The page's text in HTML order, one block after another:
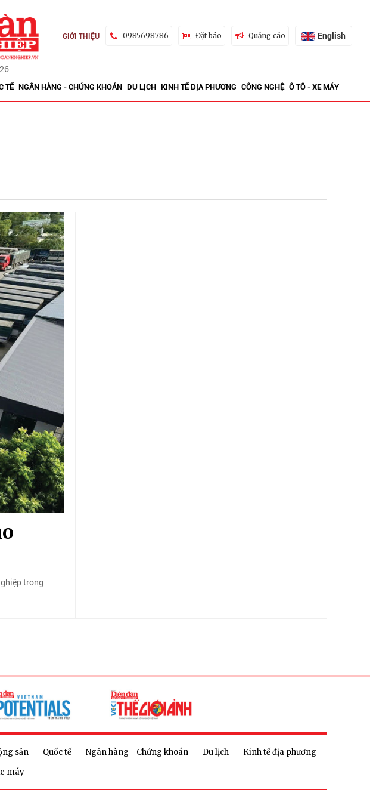
GIỚI THIỆU 0985698786 Đặt báo Quảng cáo English
TẾ NGÂN HÀNG - CHỨNG KHOÁN DU LỊCH KINH TẾ ĐỊA PHƯƠNG CÔNG NGHỆ Ô TÔ - XE MÁY
trong
sản Quốc tế Ngân hàng - Chứng khoán Du lịch
Kinh tế địa phương
máy